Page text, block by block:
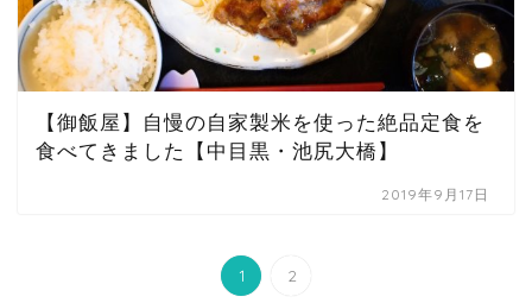
【御飯屋】自慢の自家製米を使った絶品定食を
食べてきました【中目黒・池尻大橋】
2019年9月17日
1 2